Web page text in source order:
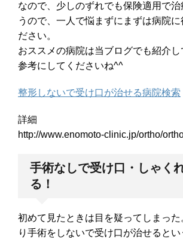
なので、少しのずれでも保険適用で
うので、一人で悩まずにまずは病院に
ださい。
おススメの病院は当ブログでも紹介
参考にしてくださいね^^
整形しないで受け口が治せる病院検索
詳細
http://www.enomoto-clinic.jp/ortho/
手術なしで受け口・しゃく
る！
初めて見たときは目を疑ってしまっ
り手術をしないで受け口が治せると